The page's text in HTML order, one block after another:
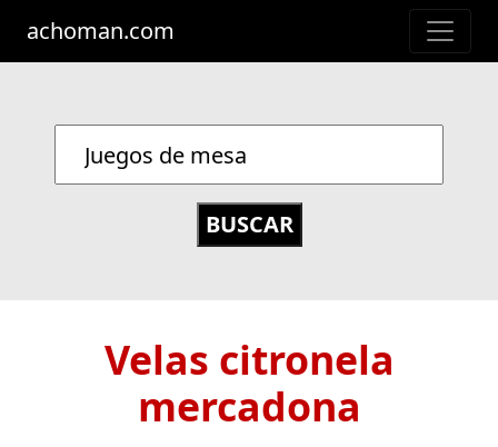
achoman.com
Velas citronela
mercadona